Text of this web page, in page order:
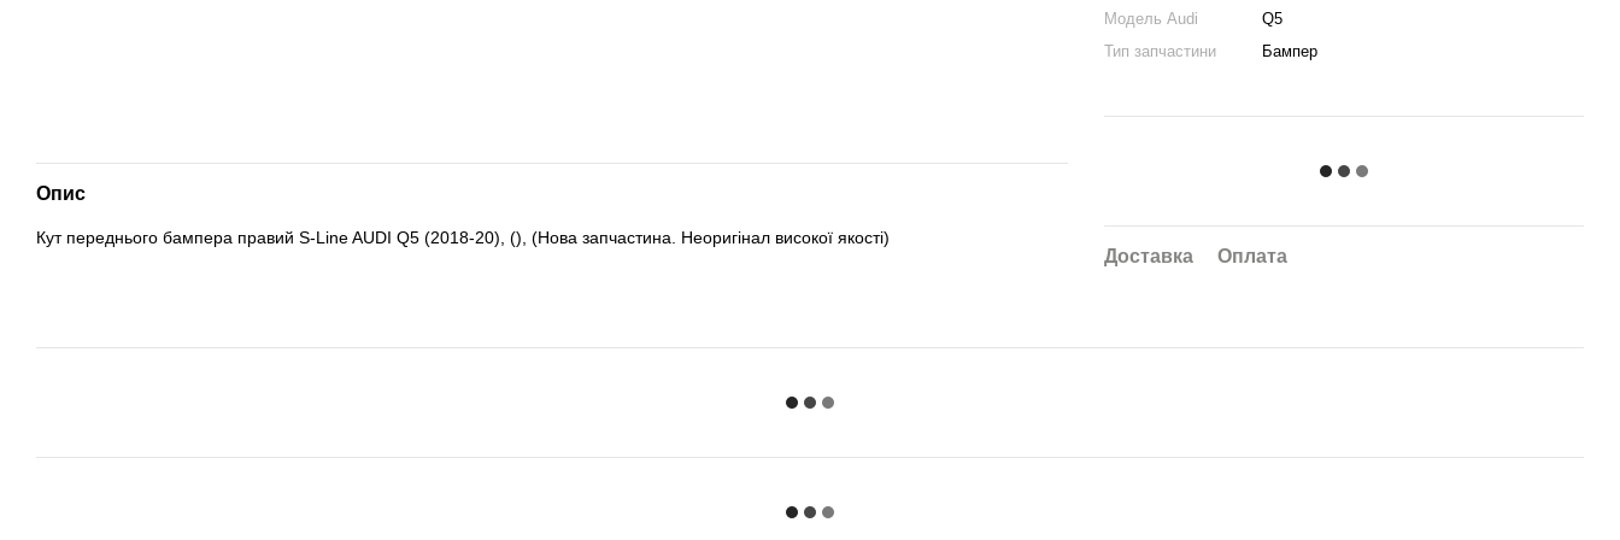
Модель Audi
Q5
Тип запчастини
Бампер
Доставка Оплата
Опис
Кут переднього бампера правий S-Line AUDI Q5 (2018-20), (), (Нова запчастина. Неоригінал високої якості)